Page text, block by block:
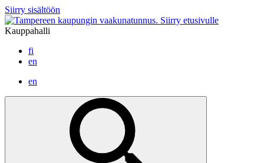
Siirry sisältöön
Siirry etusivulle
Kauppahalli
fi
en
en